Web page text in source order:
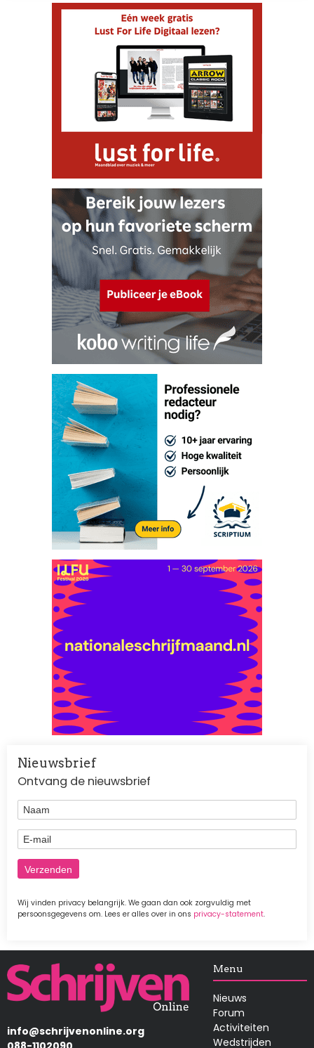
Nieuwsbrief
Ontvang de nieuwsbrief
Naam
E-mail
Wij vinden privacy belangrijk. We gaan dan ook zorgvuldig met
persoonsgegevens om. Lees er alles over in ons privacy-statement.
Afbeelding
info@schrijvenonline.org
Menu
Nieuws
Forum
Activiteiten
Wedstrijden